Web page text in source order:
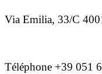
Via Emilia, 33/C
Téléphone +39 051